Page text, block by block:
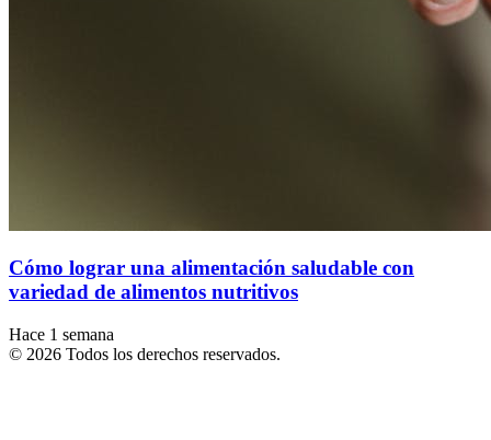
Cómo lograr una alimentación saludable con
variedad de alimentos nutritivos
Hace 1 semana
© 2026 Todos los derechos reservados.